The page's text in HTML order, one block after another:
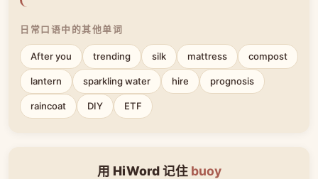
日常口语中的其他单词
After you trending silk mattress compost
lantern sparkling water hire prognosis
raincoat DIY ETF
用 HiWord 记住 buoy